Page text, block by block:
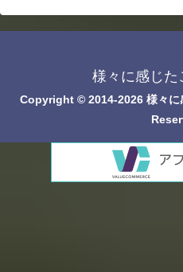
様々に感じた
Copyright © 2014-2026 様々